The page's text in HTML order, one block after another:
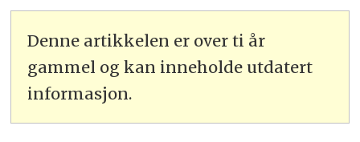
Denne artikkelen er over ti år
gammel og kan inneholde utdatert
informasjon.